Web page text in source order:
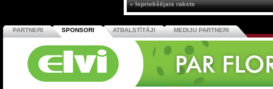
« Iepriekšējais raksts
PARTNERI SPONSORI ATBALSTĪTĀJI MEDIJU PARTNERI